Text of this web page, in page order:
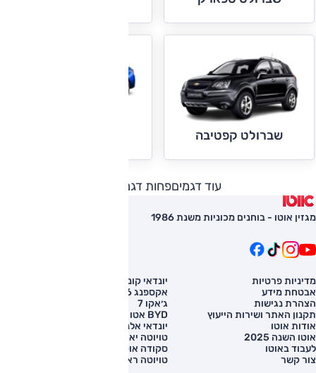
שברולט קפטיבה
עוד דגמיםפחות דגמים
מגזין אוטו - בוחנים מכוניות משנת 1986
מדיניות פרטיות
אבטחת מידע
הצהרת נגישות
תקנון האתר ושירות הייעוץ
אודות אוטו
אוטו השנה 2025
לעבוד באוטו
צור קשר
יונדאי קונה
אקספנג G6
ג׳אקו 7
BYD אטו 3
יונדאי אלנטרה
טויוטה יאריס קרוס
סקודה אוקטביה
טויוטה ראב 4